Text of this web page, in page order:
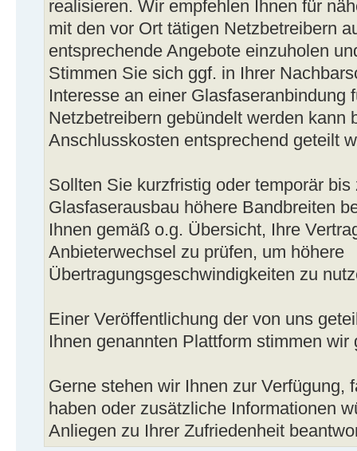
realisieren. Wir empfehlen Ihnen für
mit den vor Ort tätigen Netzbetreibern
entsprechende Angebote einzuholen
Stimmen Sie sich ggf. in Ihrer
Interesse an einer Glasfaseranbindung
Netzbetreibern gebündelt werden kann
Anschlusskosten entsprechend geteilt
Sollten Sie kurzfristig oder temporär
Glasfaserausbau höhere Bandbreiten
Ihnen gemäß o.g. Übersicht, Ihre
Anbieterwechsel zu prüfen, um höhere
Übertragungsgeschwindigkeiten zu
Einer Veröffentlichung der von uns
Ihnen genannten Plattform stimmen wir
Gerne stehen wir Ihnen zur Verfügung,
haben oder zusätzliche Informationen
Anliegen zu Ihrer Zufriedenheit